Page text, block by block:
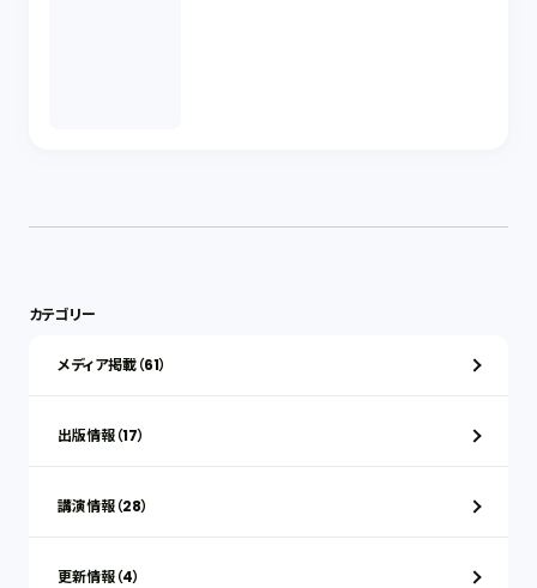
カテゴリー
メディア掲載（61）
出版情報（17）
講演情報（28）
更新情報（4）